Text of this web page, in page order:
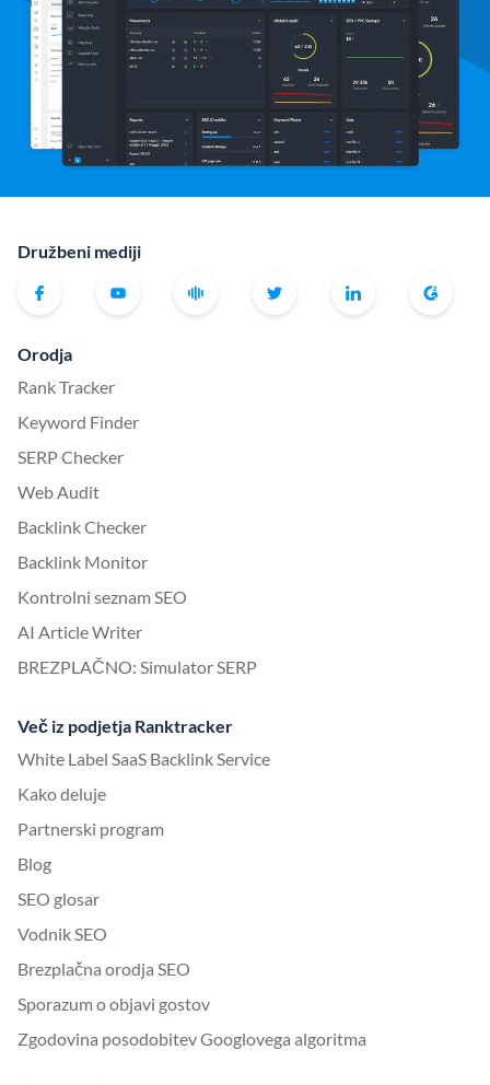
Družbeni mediji
Orodja
Rank Tracker
Keyword Finder
SERP Checker
Web Audit
Backlink Checker
Backlink Monitor
Kontrolni seznam SEO
AI Article Writer
BREZPLAČNO: Simulator SERP
Več iz podjetja Ranktracker
White Label SaaS Backlink Service
Kako deluje
Partnerski program
Blog
SEO glosar
Vodnik SEO
Brezplačna orodja SEO
Sporazum o objavi gostov
Zgodovina posodobitev Googlovega algoritma